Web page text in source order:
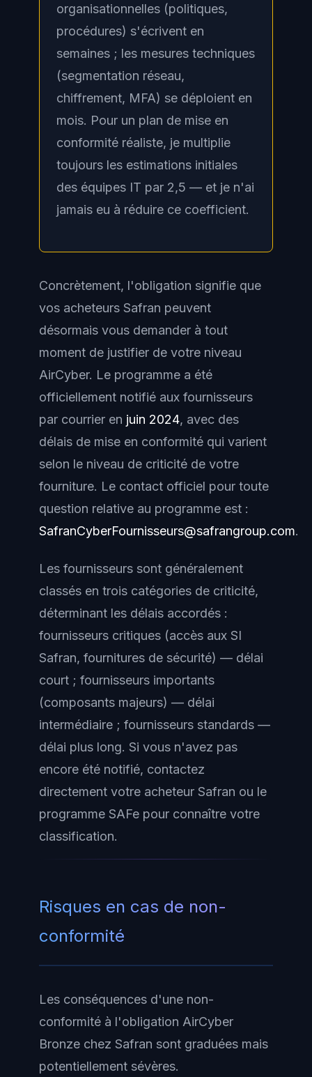
organisationnelles (politiques,
procédures) s'écrivent en
semaines ; les mesures techniques
(segmentation réseau,
chiffrement, MFA) se déploient en
mois. Pour un plan de mise en
conformité réaliste, je multiplie
toujours les estimations initiales
des équipes IT par 2,5 — et je n'ai
jamais eu à réduire ce coefficient.
Concrètement, l'obligation signifie que
vos acheteurs Safran peuvent
désormais vous demander à tout
moment de justifier de votre niveau
AirCyber. Le programme a été
officiellement notifié aux fournisseurs
par courrier en juin 2024, avec des
délais de mise en conformité qui varient
selon le niveau de criticité de votre
fourniture. Le contact officiel pour toute
question relative au programme est :
SafranCyberFournisseurs@safrangroup.com.
Les fournisseurs sont généralement
classés en trois catégories de criticité,
déterminant les délais accordés :
fournisseurs critiques (accès aux SI
Safran, fournitures de sécurité) — délai
court ; fournisseurs importants
(composants majeurs) — délai
intermédiaire ; fournisseurs standards —
délai plus long. Si vous n'avez pas
encore été notifié, contactez
directement votre acheteur Safran ou le
programme SAFe pour connaître votre
classification.
Risques en cas de non-
conformité
Les conséquences d'une non-
conformité à l'obligation AirCyber
Bronze chez Safran sont graduées mais
potentiellement sévères.